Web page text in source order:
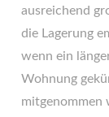
ausreichend
die Lagerung
wenn ein
Wohnung
mitgenommen